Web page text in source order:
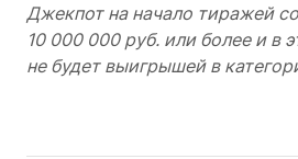
Джекпот на начало тиражей
10 000 000 руб. или более и в
не будет выигрышей в